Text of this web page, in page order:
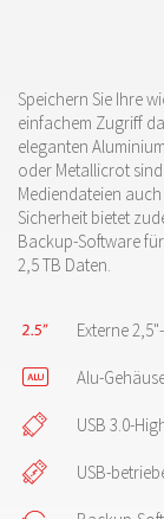
Speichern Sie Ihre
einfachem Zugriff
eleganten
oder Metallicrot
Mediendateien
Sicherheit bietet
Backup-Software
2,5 TB Daten.
Externe
Alu-
USB 3.0-
USB-